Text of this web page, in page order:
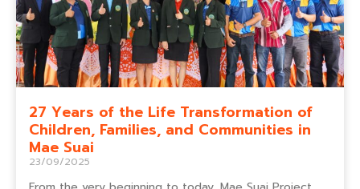
27 Years of the Life Transformation of
Children, Families, and Communities in
Mae Suai
23/09/2025